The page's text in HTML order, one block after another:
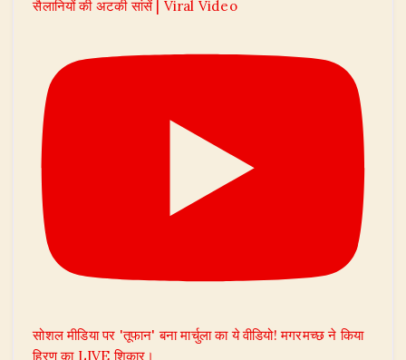
सैलानियों की अटकी सांसें | Viral Video
सोशल मीडिया पर 'तूफान' बना मार्चुला का ये वीडियो! मगरमच्छ ने किया
हिरण का LIVE शिकार।